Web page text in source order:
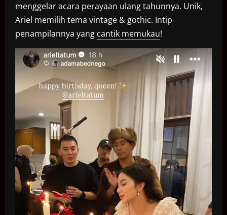
menggelar acara perayaan ulang tahunnya. Unik,
Ariel memilih tema vintage & gothic. Intip
penampilannya yang cantik memukau!